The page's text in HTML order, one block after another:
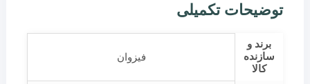
توضیحات تکمیلی
برند و
سازنده
کالا
فیزوان